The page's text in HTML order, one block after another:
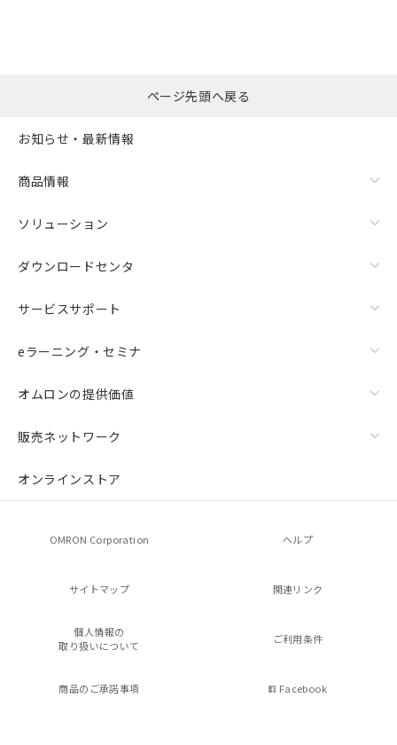
ページ先頭へ戻る
お知らせ・最新情報
商品情報
ソリューション
ダウンロードセンタ
サービスサポート
eラーニング・セミナ
オムロンの提供価値
販売ネットワーク
オンラインストア
OMRON Corporation ヘルプ
サイトマップ 関連リンク
個人情報の
取り扱いについて
ご利用条件
商品のご承諾事項 Facebook